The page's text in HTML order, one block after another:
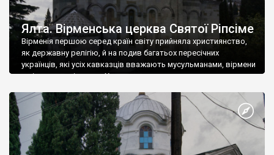
Ялта. Вірменська церква Святої Ріпсіме
Вірменія першою серед країн світу прийняла християнство,
як державну релігію, й на подив багатьох пересічних
українців, які усіх кавказців вважають мусульманами, вірмени
є відданими вірянами Христа